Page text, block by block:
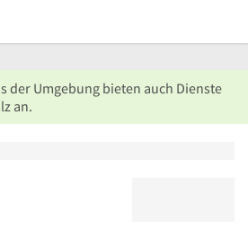
der Umgebung bieten auch Dienste
an.